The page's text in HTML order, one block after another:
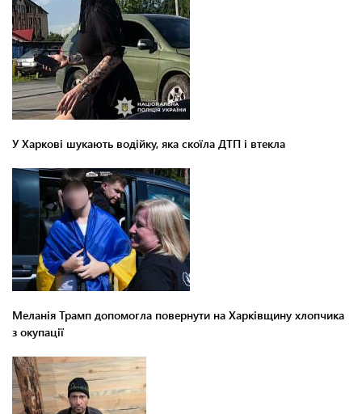
У Харкові шукають водійку, яка скоїла ДТП і втекла
Меланія Трамп допомогла повернути на Харківщину хлопчика
з окупації